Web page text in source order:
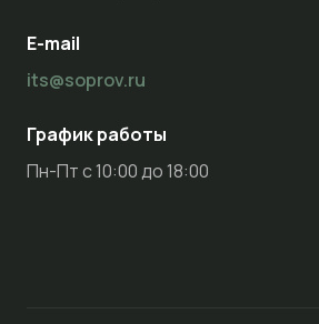
E-mail
its@soprov.ru
График работы
Пн-Пт с 10:00 до 18:00